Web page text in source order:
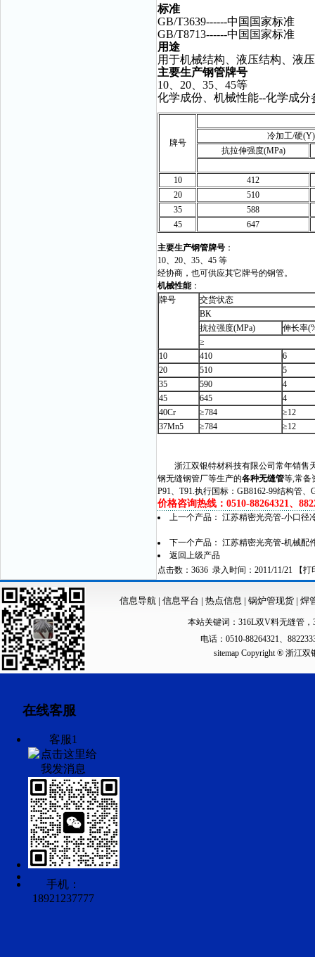
标准
GB/T3639------中国国家标准
GB/T8713------中国国家标准
用途
用于机械结构、液压结构、液
主要生产钢管牌号
10、20、35、45等
化学成份、机械性能--化学成
牌号
冷加工/硬(Y)
抗拉伸强度(MPa)
10
412
20
510
35
588
45
647
主要生产钢管牌号 ：
10、20、35、45 等
经协商，也可供应其它牌号的钢管。
机械性能：
牌号
交货状态
BK
抗拉强度(MPa)
伸长率
≥
10
410
6
20
510
5
35
590
4
45
645
4
40Cr
≥784
≥12
37Mn5
≥784 ≥12
浙江双银特材科技有限公司常年销售天
钢无缝钢管厂等生产的各种无缝管等,常备
P91、T91.执行国标：GB8162-99结构管
价格咨询热线：0510-88264321、
上一个产品： 江苏精密光亮管-小口径
下一个产品： 江苏精密光亮管-机械配
返回上级产品
点击数：3636 录入时间：2011/11/21 【打
信息导航| 信息平台 | 热点信息 | 锅炉管现货 | 焊
本站关键词： 316L双V料无缝管 ，
电话：0510-88264321、
sitemapCopyright ® 浙江双
在线客服
客服1
手机：
18921237777